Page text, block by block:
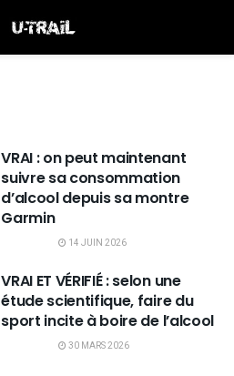
VRAI : on peut maintenant
suivre sa consommation
d’alcool depuis sa montre
Garmin
14 JUIN 2026
VRAI ET VÉRIFIÉ : selon une
étude scientifique, faire du
sport incite à boire de l’alcool
30 MARS 2026